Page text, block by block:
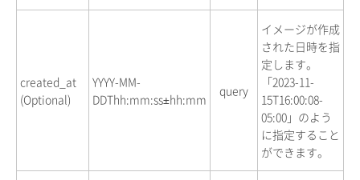
created_at
(Optional)
YYYY-MM-
DDThh:mm:ss±hh:mm
query
イメージが作成
された日時を指
定します。
「2023-11-
15T16:00:08-
05:00」のよう
に指定すること
ができます。